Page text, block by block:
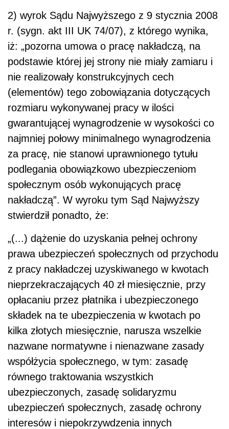
2) wyrok Sądu Najwyższego z 9 stycznia 2008
r. (sygn. akt III UK 74/07), z którego wynika,
iż: „pozorna umowa o pracę nakładczą, na
podstawie której jej strony nie miały zamiaru i
nie realizowały konstrukcyjnych cech
(elementów) tego zobowiązania dotyczących
rozmiaru wykonywanej pracy w ilości
gwarantującej wynagrodzenie w wysokości co
najmniej połowy minimalnego wynagrodzenia
za pracę, nie stanowi uprawnionego tytułu
podlegania obowiązkowo ubezpieczeniom
społecznym osób wykonujących pracę
nakładczą”. W wyroku tym Sąd Najwyższy
stwierdził ponadto, że:
„(...) dążenie do uzyskania pełnej ochrony
prawa ubezpieczeń społecznych od przychodu
z pracy nakładczej uzyskiwanego w kwotach
nieprzekraczających 40 zł miesięcznie, przy
opłacaniu przez płatnika i ubezpieczonego
składek na te ubezpieczenia w kwotach po
kilka złotych miesięcznie, narusza wszelkie
nazwane normatywne i nienazwane zasady
współżycia społecznego, w tym: zasadę
równego traktowania wszystkich
ubezpieczonych, zasadę solidaryzmu
ubezpieczeń społecznych, zasadę ochrony
interesów i niepokrzywdzenia innych